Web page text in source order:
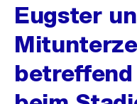
Eugster
betreffend